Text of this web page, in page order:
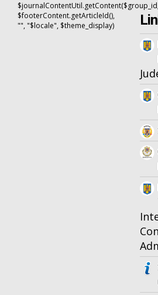
$footerContent.getArticleId(),
"", "$locale", $theme_display)